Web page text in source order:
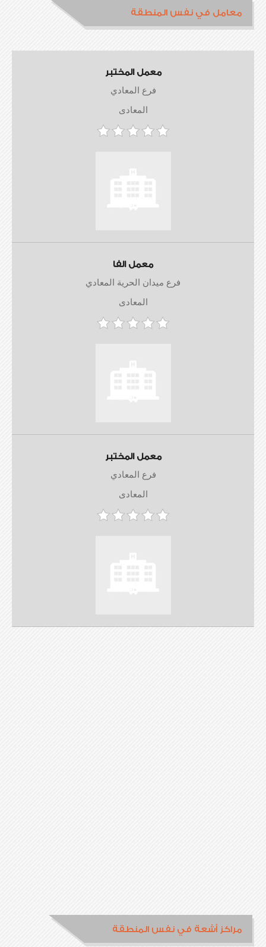
معامل في نفس المنطقة
معمل المختبر
فرع المعادي
المعادى
معمل الفا
فرع ميدان الحرية المعادي
المعادى
معمل المختبر
فرع المعادي
المعادى
مراكز أشعة في نفس المنطقة